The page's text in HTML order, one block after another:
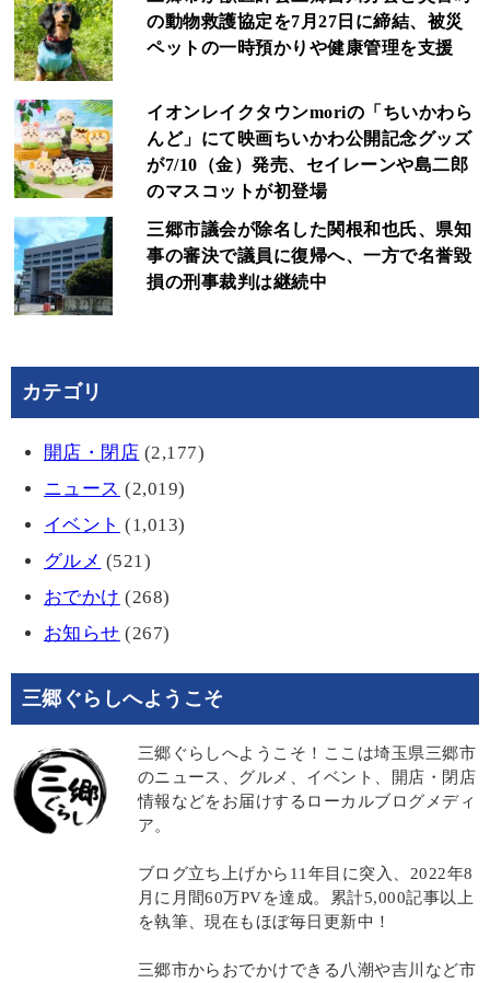
の動物救護協定を7月27日に締結、被災
ペットの一時預かりや健康管理を支援
イオンレイクタウンmoriの「ちいかわら
んど」にて映画ちいかわ公開記念グッズ
が7/10（金）発売、セイレーンや島二郎
のマスコットが初登場
三郷市議会が除名した関根和也氏、県知
事の審決で議員に復帰へ、一方で名誉毀
損の刑事裁判は継続中
カテゴリ
開店・閉店 (2,177)
ニュース (2,019)
イベント (1,013)
グルメ (521)
おでかけ (268)
お知らせ (267)
三郷ぐらしへようこそ
三郷ぐらしへようこそ！ここは埼玉県三郷市
のニュース、グルメ、イベント、開店・閉店
情報などをお届けするローカルブログメディ
ア。
ブログ立ち上げから11年目に突入、2022年8
月に月間60万PVを達成。累計5,000記事以上
を執筆、現在もほぼ毎日更新中！
三郷市からおでかけできる八潮や吉川など市